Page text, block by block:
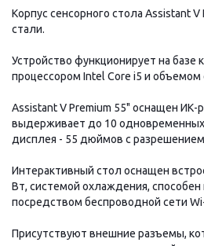
Корпус сенсорного стола Assistant
стали.
Устройство функционирует на базе
процессором Intel Core i5 и объемом
Assistant V Premium 55" оснащен ИК-
выдерживает до 10 одновременных
дисплея - 55 дюймов с разрешением
Интерактивный стол оснащен
Вт, системой охлаждения,
посредством беспроводной сети
Присутствуют внешние разъемы,